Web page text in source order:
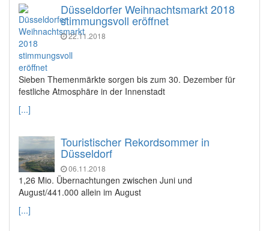
Düsseldorfer Weihnachtsmarkt 2018
stimmungsvoll eröffnet
22.11.2018
Sieben Themenmärkte sorgen bis zum 30. Dezember für
festliche Atmosphäre in der Innenstadt
[...]
Touristischer Rekordsommer in
Düsseldorf
06.11.2018
1,26 Mio. Übernachtungen zwischen Juni und
August/441.000 allein im August
[...]